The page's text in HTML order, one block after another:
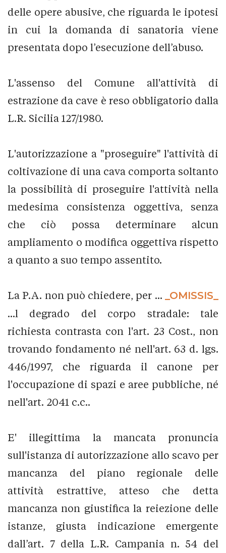
delle opere abusive, che riguarda le ipotesi
in cui la domanda di sanatoria viene
presentata dopo l’esecuzione dell’abuso.
L'assenso del Comune all'attività di
estrazione da cave è reso obbligatorio dalla
L.R. Sicilia 127/1980.
L'autorizzazione a "proseguire" l'attività di
coltivazione di una cava comporta soltanto
la possibilità di proseguire l'attività nella
medesima consistenza oggettiva, senza
che ciò possa determinare alcun
ampliamento o modifica oggettiva rispetto
a quanto a suo tempo assentito.
La P.A. non può chiedere, per ... _OMISSIS_
...l degrado del corpo stradale: tale
richiesta contrasta con l'art. 23 Cost., non
trovando fondamento né nell'art. 63 d. lgs.
446/1997, che riguarda il canone per
l'occupazione di spazi e aree pubbliche, né
nell'art. 2041 c.c..
E' illegittima la mancata pronuncia
sull'istanza di autorizzazione allo scavo per
mancanza del piano regionale delle
attività estrattive, atteso che detta
mancanza non giustifica la reiezione delle
istanze, giusta indicazione emergente
dall’art. 7 della L.R. Campania n. 54 del